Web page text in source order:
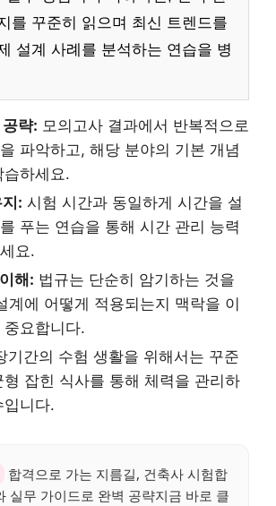
를 꾸준히 읽으며 최신 트렌드를
설계 사례를 분석하는 연습을 병
략: 모의고사 결과에서 반복적으로
파악하고, 해당 분야의 기본 개념
하세요.
: 시험 시간과 동일하게 시간을 설
푸는 연습을 통해 시간 관리 능력
요.
해: 법규는 단순히 암기하는 것을
계에 어떻게 적용되는지 맥락을 이
요합니다.
기간의 수험 생활을 위해서는 꾸준
형 잡힌 식사를 통해 체력을 관리하
입니다.
합격으로 가는 지름길, 건축사 시험합
실무 가이드로 완벽 공략지금 바로 클